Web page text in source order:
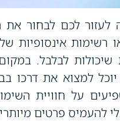
לכם לבחור
רשימות אינסופיות
שיכולות לבלבל.
למצוא את דרכו
על חוויית
להעמיס פרטים